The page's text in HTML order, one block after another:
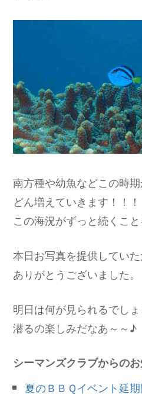
南方種や幼魚などこの時
どん増えていきます！！！
この海況がずっと続くこ
本日お写真を提供していた
ありがとうございました。
明日は何が見られるでしょ
潜るの楽しみだなあ～～♪
シーマンズクラブからの
夏のＢＢＱイベント延期